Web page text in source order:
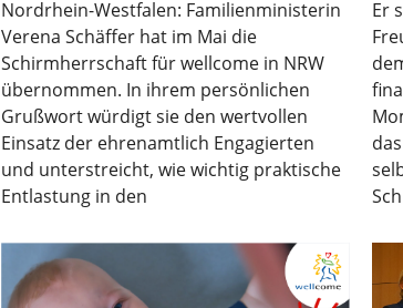
Nordrhein-Westfalen: Familienministerin
Verena Schäffer hat im Mai die
Schirmherrschaft für wellcome in NRW
übernommen. In ihrem persönlichen
Grußwort würdigt sie den wertvollen
Einsatz der ehrenamtlich Engagierten
und unterstreicht, wie wichtig praktische
Entlastung in den
Er
Sch